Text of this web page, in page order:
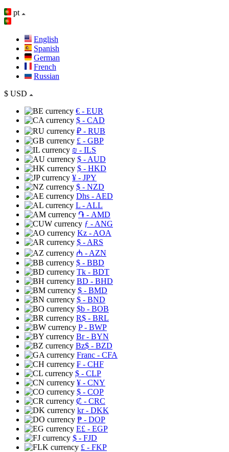
pt
English
Spanish
German
French
Russian
$ USD
€ - EUR
$ - CAD
₽ - RUB
£ - GBP
₪ - ILS
$ - AUD
$ - HKD
¥ - JPY
$ - NZD
Dhs - AED
L - ALL
֏ - AMD
ƒ - ANG
Kz - AOA
$ - ARS
₼ - AZN
$ - BBD
Tk - BDT
BD - BHD
$ - BMD
$ - BND
$b - BOB
R$ - BRL
P- BWP
Br- BYN
Bz$ - BZD
Franc - CFA
₣ - CHF
$ - CLP
¥ - CNY
$ - COP
₡ - CRC
kr- DKK
₱ - DOP
E£ - EGP
$ - FJD
£ - FKP